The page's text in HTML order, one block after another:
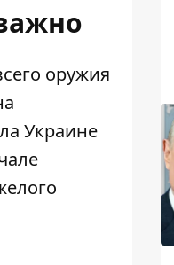
оружия
Украине